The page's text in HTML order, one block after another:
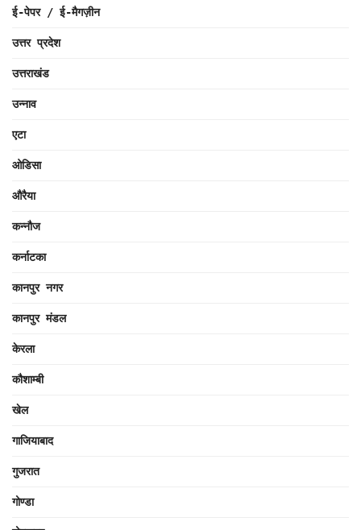
ई-पेपर / ई-मैगज़ीन
उत्तर प्रदेश
उत्तराखंड
उन्नाव
एटा
ओडिसा
औरैया
कन्नौज
कर्नाटका
कानपुर नगर
कानपुर मंडल
केरला
कौशाम्बी
खेल
गाजियाबाद
गुजरात
गोण्डा